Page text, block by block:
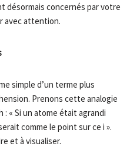
désormais concernés par votre
avec attention.
simple d’un terme plus
Prenons cette analogie
: « Si un atome était agrandi
comme le point sur ce i ».
et à visualiser.